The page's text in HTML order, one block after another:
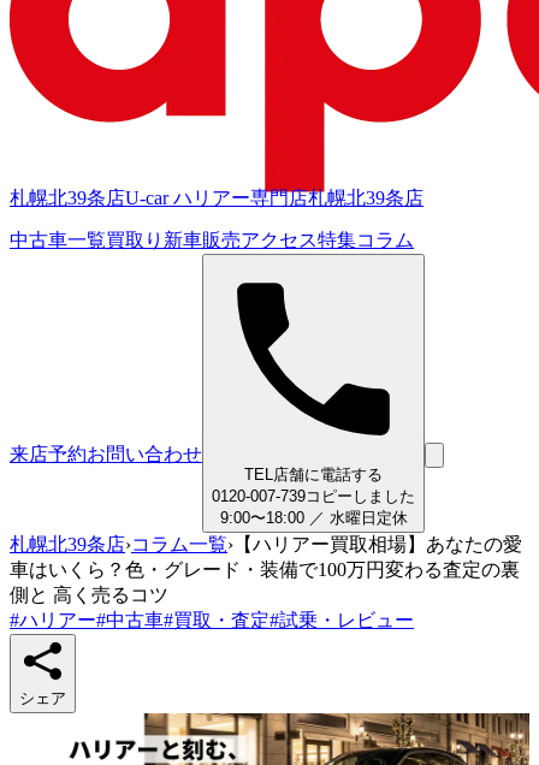
札幌北39条店U-car ハリアー専門店札幌北39条店
中古車一覧買取り 新車販売アクセス特集コラム
来店予約お問い合わせ
TEL 店舗に電話する
01 20-007-739コピーしました
9:00〜18:00／ 水曜日 定休
札幌北39条店›コラム一覧› 【ハリアー買取相場】あなたの愛
車はいくら？色・グレード・装備で100万円変わる査定の裏
側と 高く売るコツ
#ハリアー#中古車#買取・査定#試乗・レビュー
シェア